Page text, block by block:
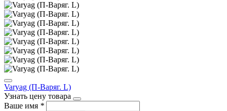
Varyag (П-Варяг. L)
Узнать цену товара
Ваше имя *